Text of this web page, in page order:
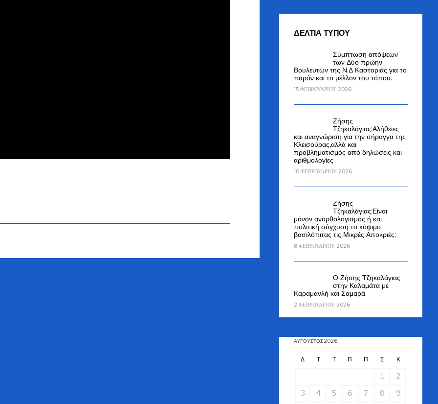
ΔΕΛΤΙΑ ΤΥΠΟΥ
Σύμπτωση απόψεων
των Δύο πρώην
Βουλευτών της Ν.Δ Καστοριάς για το
παρόν και το μέλλον του τόπου.
15 ΦΕΒΡΟΥΑΡΊΟΥ 2026
Ζήσης
Τζηκαλάγιας:Αλήθειες
και αναγνώριση για την σήραγγα της
Κλεισούρας,αλλά και
προβληματισμός από δηλώσεις και
αριθμολογίες.
10 ΦΕΒΡΟΥΑΡΊΟΥ 2026
Ζήσης
Τζηκαλάγιας:Είναι
μόνον ανορθολογισμός ή και
πολιτική σύγχυση το κόψιμο
βασιλόπιτας τις Μικρές Αποκριές;
8 ΦΕΒΡΟΥΑΡΊΟΥ 2026
Ο Ζήσης Τζηκαλάγιας
στην Καλαμάτα με
Καραμανλή και Σαμαρά.
2 ΦΕΒΡΟΥΑΡΊΟΥ 2026
ΑΎΓΟΥΣΤΟΣ 2026
Δ Τ Τ Π Π Σ Κ
1
2
3
4 5 6 7 8 9